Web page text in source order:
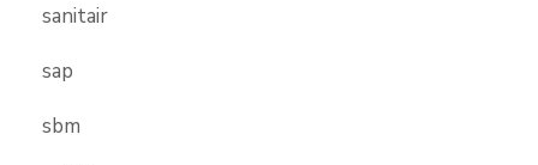
sanitair
sap
sbm